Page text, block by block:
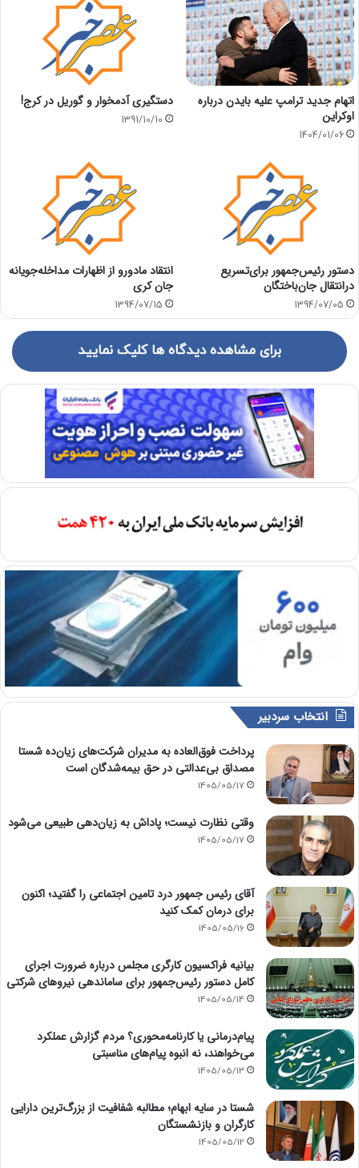
اتهام جدید ترامپ علیه بایدن درباره
اوکراین
1404/01/06
دستگیری آدمخوار و گوریل در کرج!
1391/10/10
دستور رئیس‌‌جمهور برای‌تسریع
درانتقال جان‌باختگان
1394/07/05
انتقاد مادورو از اظهارات مداخله‌جویانه
جان کری
1394/07/15
برای مشاهده دیدگاه ها کلیک نمایید
انتخاب سردبیر
پرداخت فوق‌العاده به مدیران شرکت‌های زیان‌ده شستا
مصداق بی‌عدالتی در حق بیمه‌شدگان است
1405/05/17
وقتی نظارت نیست؛ پاداش به زیان‌دهی طبیعی می‌شود
1405/05/17
آقای رئیس جمهور درد تامین اجتماعی را گفتید؛ اکنون
برای درمان کمک کنید
1405/05/16
بیانیه فراکسیون کارگری مجلس درباره ضرورت اجرای
کامل دستور رئیس‌جمهور برای ساماندهی نیروهای شرکتی
1405/05/14
پیام‌درمانی یا کارنامه‌محوری؟ مردم گزارش عملکرد
می‌خواهند، نه انبوه پیام‌های مناسبتی
1405/05/13
شستا در سایه ابهام؛ مطالبه شفافیت از بزرگ‌ترین دارایی
کارگران و بازنشستگان
1405/05/12